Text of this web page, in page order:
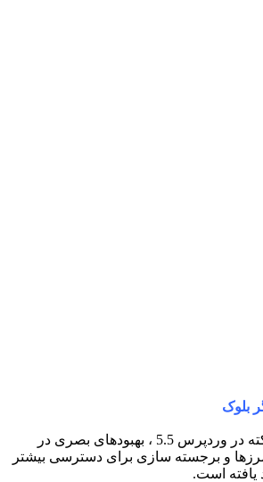
شاید قابل توجه ترین نکته در وردپرس 5.5 ، بهبودهای بصری در
و برجسته سازی برای دسترسی بیشتر
یافته است.